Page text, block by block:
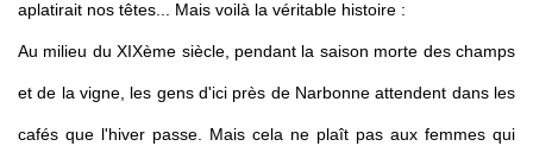
aplatirait nos têtes... Mais voilà la véritable histoire :
Au milieu du XIXème siècle, pendant la saison morte des champs
et de la vigne, les gens d'ici près de Narbonne attendent dans les
cafés que l'hiver passe. Mais cela ne plaît pas aux femmes qui